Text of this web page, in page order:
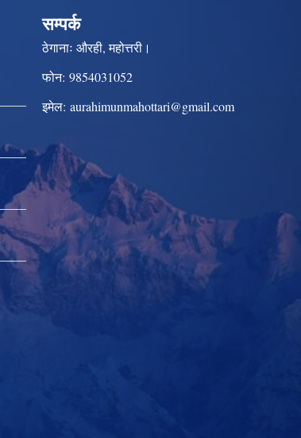
सम्पर्क
ठेगानाः औरही, महोत्तरी।
फोन: 9854031052
इमेल: aurahimunmahottari@gmail.com